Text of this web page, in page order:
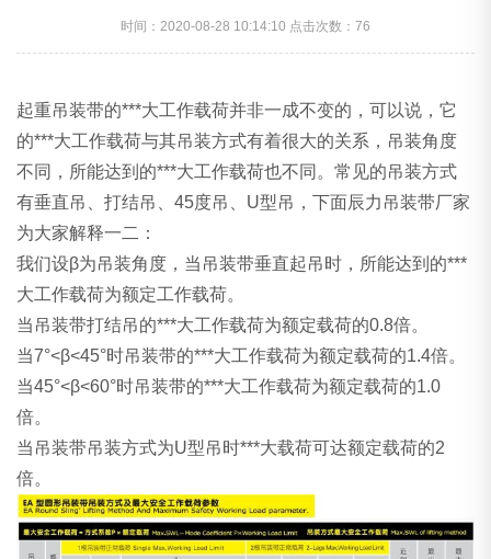
时间：2020-08-28 10:14:10 点击次数：76
起重吊装带的***大工作载荷并非一成不变的，可以说，它
的***大工作载荷与其吊装方式有着很大的关系，吊装角度
不同，所能达到的***大工作载荷也不同。常见的吊装方式
有垂直吊、打结吊、45度吊、U型吊，下面辰力吊装带厂家
为大家解释一二：
我们设β为吊装角度，当吊装带垂直起吊时，所能达到的***
大工作载荷为额定工作载荷。
当吊装带打结吊的***大工作载荷为额定载荷的0.8倍。
当7°<β<45°时吊装带的***大工作载荷为额定载荷的1.4倍。
当45°<β<60°时吊装带的***大工作载荷为额定载荷的1.0
倍。
当吊装带吊装方式为U型吊时***大载荷可达额定载荷的2
倍。